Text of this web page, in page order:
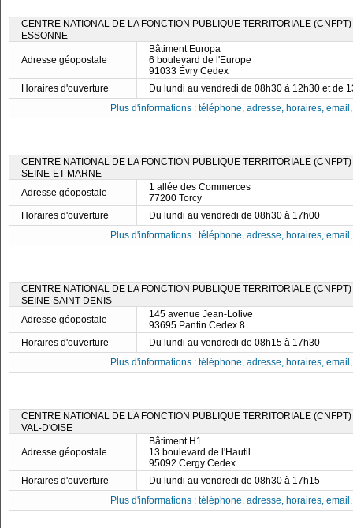
CENTRE NATIONAL DE LA FONCTION PUBLIQUE TERRITORIALE
ESSONNE
Adresse géopostale
Bâtiment Europa
6 boulevard de l'Europe
91033 Évry Cedex
Horaires d'ouverture
Du lundi au vendredi de 08h30 à 12h30 et de
Plus d'informations : téléphone, adresse, horaires,
CENTRE NATIONAL DE LA FONCTION PUBLIQUE TERRITORIALE
SEINE-ET-MARNE
Adresse géopostale
1 allée des Commerces
77200 Torcy
Horaires d'ouverture
Du lundi au vendredi de 08h30 à 17h00
Plus d'informations : téléphone, adresse, horaires,
CENTRE NATIONAL DE LA FONCTION PUBLIQUE TERRITORIALE
SEINE-SAINT-DENIS
Adresse géopostale
145 avenue Jean-Lolive
93695 Pantin Cedex 8
Horaires d'ouverture
Du lundi au vendredi de 08h15 à 17h30
Plus d'informations : téléphone, adresse, horaires,
CENTRE NATIONAL DE LA FONCTION PUBLIQUE TERRITORIALE
VAL-D'OISE
Adresse géopostale
Bâtiment H1
13 boulevard de l'Hautil
95092 Cergy Cedex
Horaires d'ouverture
Du lundi au vendredi de 08h30 à 17h15
Plus d'informations : téléphone, adresse, horaires,